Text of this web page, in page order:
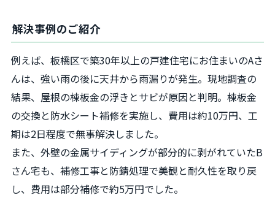
解決事例のご紹介
例えば、板橋区で築30年以上の戸建住宅にお住まいのAさ
んは、強い雨の後に天井から雨漏りが発生。現地調査の
結果、屋根の棟板金の浮きとサビが原因と判明。棟板金
の交換と防水シート補修を実施し、費用は約10万円、工
期は2日程度で無事解決しました。
また、外壁の金属サイディングが部分的に剥がれていたB
さん宅も、補修工事と防錆処理で美観と耐久性を取り戻
し、費用は部分補修で約5万円でした。